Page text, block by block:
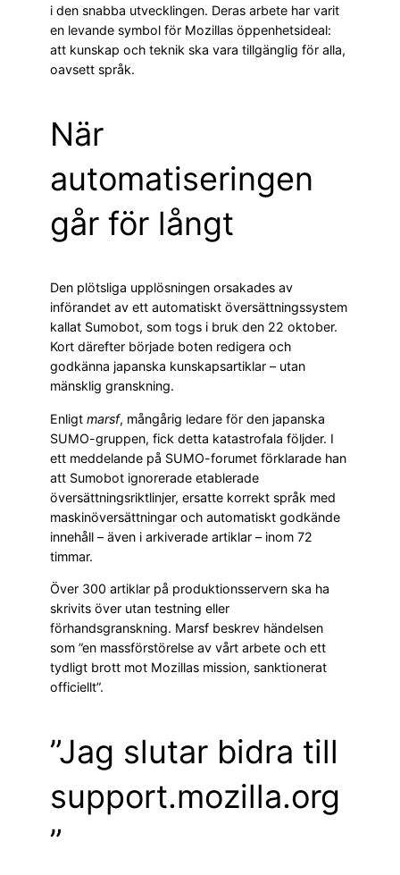
i den snabba utvecklingen. Deras arbete har varit
en levande symbol för Mozillas öppenhetsideal:
att kunskap och teknik ska vara tillgänglig för alla,
oavsett språk.
När
automatiseringen
går för långt
Den plötsliga upplösningen orsakades av
införandet av ett automatiskt översättningssystem
kallat Sumobot, som togs i bruk den 22 oktober.
Kort därefter började boten redigera och
godkänna japanska kunskapsartiklar – utan
mänsklig granskning.
Enligt marsf, mångårig ledare för den japanska
SUMO-gruppen, fick detta katastrofala följder. I
ett meddelande på SUMO-forumet förklarade han
att Sumobot ignorerade etablerade
översättningsriktlinjer, ersatte korrekt språk med
maskinöversättningar och automatiskt godkände
innehåll – även i arkiverade artiklar – inom 72
timmar.
Över 300 artiklar på produktionsservern ska ha
skrivits över utan testning eller
förhandsgranskning. Marsf beskrev händelsen
som ”en massförstörelse av vårt arbete och ett
tydligt brott mot Mozillas mission, sanktionerat
officiellt”.
”Jag slutar bidra till
support.mozilla.org
”